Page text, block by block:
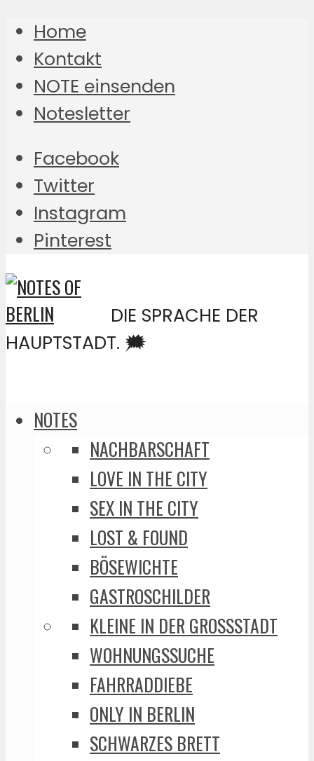
Home
Kontakt
NOTE einsenden
Notesletter
Facebook
Twitter
Instagram
Pinterest
DIE SPRACHE DER
HAUPTSTADT. 🗯️
NOTES
NACHBARSCHAFT
LOVE IN THE CITY
SEX IN THE CITY
LOST & FOUND
BÖSEWICHTE
GASTROSCHILDER
KLEINE IN DER GROSSSTADT
WOHNUNGSSUCHE
FAHRRADDIEBE
ONLY IN BERLIN
SCHWARZES BRETT